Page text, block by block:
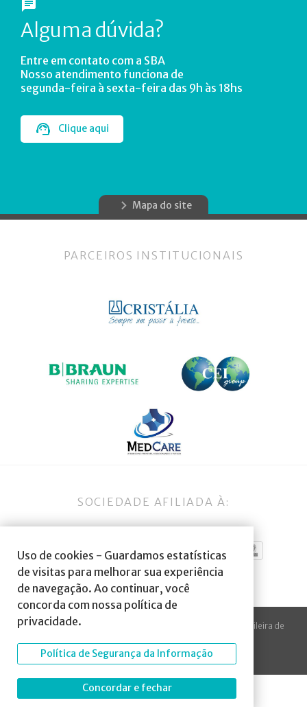
Uso de cookies - Guardamos estatísticas
de visitas para melhorar sua experiência
de navegação. Ao continuar, você
concorda com nossa política de
privacidade.
Política de Segurança da Informação
Concordar e fechar
Alguma dúvida?
Entre em contato com a SBA
Nosso atendimento funciona de
segunda-feira à sexta-feira das 9h às 18hs
Clique aqui
Mapa do site
PARCEIROS INSTITUCIONAIS
SOCIEDADE AFILIADA À:
© 2023 Todos os direitos reservados à SBA Sociedade Brasileira de
Desenvolvido porArte Digital Internet